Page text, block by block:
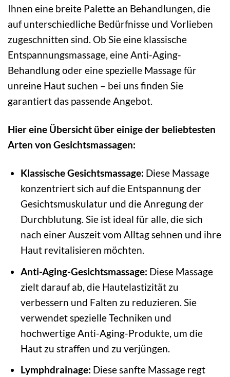
Ihnen eine breite Palette an Behandlungen, die
auf unterschiedliche Bedürfnisse und Vorlieben
zugeschnitten sind. Ob Sie eine klassische
Entspannungsmassage, eine Anti-Aging-
Behandlung oder eine spezielle Massage für
unreine Haut suchen – bei uns finden Sie
garantiert das passende Angebot.
Hier eine Übersicht über einige der beliebtesten
Arten von Gesichtsmassagen:
Klassische Gesichtsmassage: Diese Massage
konzentriert sich auf die Entspannung der
Gesichtsmuskulatur und die Anregung der
Durchblutung. Sie ist ideal für alle, die sich
nach einer Auszeit vom Alltag sehnen und ihre
Haut revitalisieren möchten.
Anti-Aging-Gesichtsmassage: Diese Massage
zielt darauf ab, die Hautelastizität zu
verbessern und Falten zu reduzieren. Sie
verwendet spezielle Techniken und
hochwertige Anti-Aging-Produkte, um die
Haut zu straffen und zu verjüngen.
Lymphdrainage: Diese sanfte Massage regt